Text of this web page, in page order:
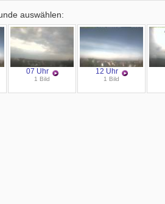
auswählen:
07 Uhr
1 Bild
12 Uhr
1 Bild